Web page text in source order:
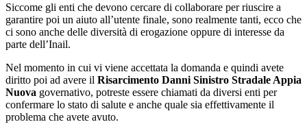
Siccome gli enti che devono cercare di collaborare per riuscire a
garantire poi un aiuto all’utente finale, sono realmente tanti, ecco che
ci sono anche delle diversità di erogazione oppure di interesse da
parte dell’Inail.
Nel momento in cui vi viene accettata la domanda e quindi avete
diritto poi ad avere il Risarcimento Danni Sinistro Stradale Appia
Nuova governativo, potreste essere chiamati da diversi enti per
confermare lo stato di salute e anche quale sia effettivamente il
problema che avete avuto.